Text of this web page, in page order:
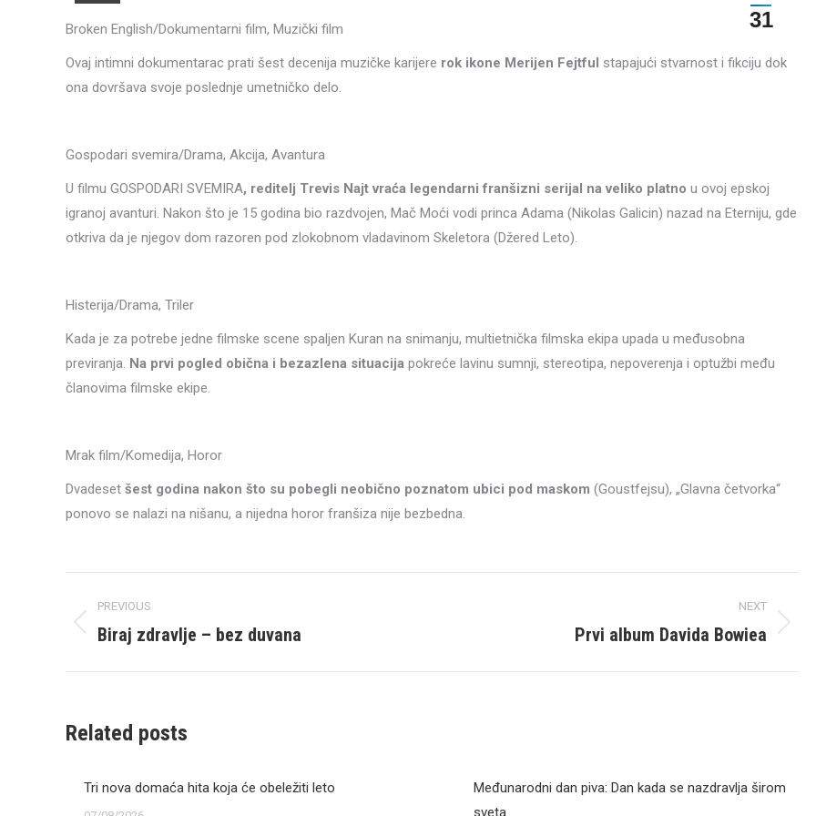
31
Broken English/Dokumentarni film, Muzički film
Ovaj intimni dokumentarac prati šest decenija muzičke karijere rok ikone Merijen Fejtful stapajući stvarnost i fikciju dok
ona dovršava svoje poslednje umetničko delo.
Gospodari svemira/Drama, Akcija, Avantura
U filmu GOSPODARI SVEMIRA, reditelj Trevis Najt vraća legendarni franšizni serijal na veliko platno u ovoj epskoj
igranoj avanturi. Nakon što je 15 godina bio razdvojen, Mač Moći vodi princa Adama (Nikolas Galicin) nazad na Eterniju, gde
otkriva da je njegov dom razoren pod zlokobnom vladavinom Skeletora (Džered Leto).
Histerija/Drama, Triler
Kada je za potrebe jedne filmske scene spaljen Kuran na snimanju, multietnička filmska ekipa upada u međusobna
previranja. Na prvi pogled obična i bezazlena situacija pokreće lavinu sumnji, stereotipa, nepoverenja i optužbi među
članovima filmske ekipe.
Mrak film/Komedija, Horor
Dvadeset šest godina nakon što su pobegli neobično poznatom ubici pod maskom (Goustfejsu), „Glavna četvorka“
ponovo se nalazi na nišanu, a nijedna horor franšiza nije bezbedna.
navigation
PREVIOUS
Previous
Biraj zdravlje – bez duvana
NEXT
Prvi album Davida Bowiea
Related posts
Tri nova domaća hita koja će obeležiti leto
Međunarodni dan piva: Dan kada se nazdravlja širom
sveta